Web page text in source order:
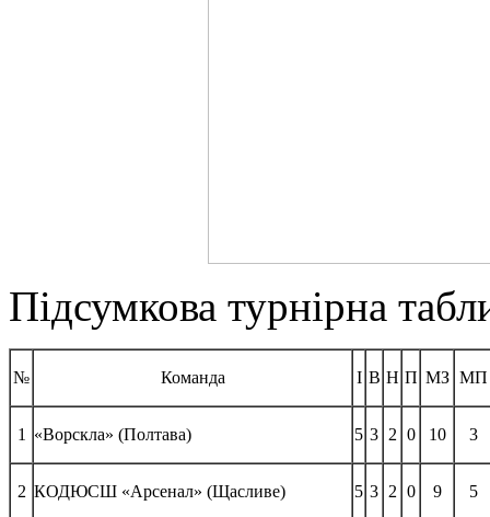
Підсумкова турнірна
№ Команда І В Н П МЗ МП
1 «Ворскла» (Полтава) 5 3 2 0 10 3
2 КОДЮСШ «Арсенал» (Щасливе) 5 3 2 0 9 5